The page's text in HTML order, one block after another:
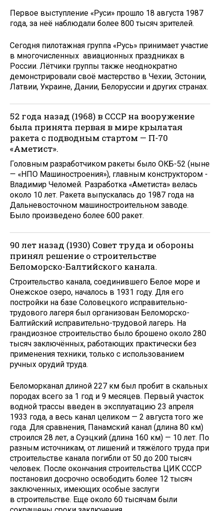
Первое выступление «Руси» прошло 18 августа 1987
года, за неё наблюдали более 800 тысяч зрителей.
Сегодня пилотажная группа «Русь» принимает участие
в многочисленных авиационных праздниках в
России. Лётчики группы также неоднократно
демонстрировали своё мастерство в Чехии, Эстонии,
Латвии, Украине, Дании, Белоруссии и других странах.
52 года назад (1968) в СССР на вооружение
была принята первая в мире крылатая
ракета с подводным стартом — П-70
«Аметист».
Головным разработчиком ракеты было ОКБ-52 (ныне
— «НПО Машиностроения»), главным конструктором -
Владимир Челомей. Разработка «Аметиста» велась
около 10 лет. Ракета выпускалась до 1987 года на
Дальневосточном машиностроительном заводе.
Было произведено более 600 ракет.
90 лет назад (1930) Совет труда и обороны
принял решение о строительстве
Беломорско-Балтийского канала.
Строительство канала, соединившего Белое море и
Онежское озеро, началось в 1931 году. Для его
постройки на базе Соловецкого исправительно-
трудового лагеря был организован Беломорско-
Балтийский исправительно-трудовой лагерь. На
грандиозное строительство было брошено около 280
тысяч заключённых, работающих практически без
применения техники, только с использованием
ручных орудий труда.
Беломорканал длиной 227 км был пробит в скальных
породах всего за 1 год и 9 месяцев. Первый участок
водной трассы введен в эксплуатацию 23 апреля
1933 года, а весь канал целиком — 2 августа того же
года. Для сравнения, Панамский канал (длина 80 км)
строился 28 лет, а Суэцкий (длина 160 км) — 10 лет. По
разным источникам, от лишений и тяжёлого труда при
строительстве канала погибли от 50 до 200 тысяч
человек. После окончания строительства ЦИК СССР
постановил досрочно освободить более 12 тысяч
заключенных, имеющих особые заслуги
в строительстве. Еще около 60 тысячам были